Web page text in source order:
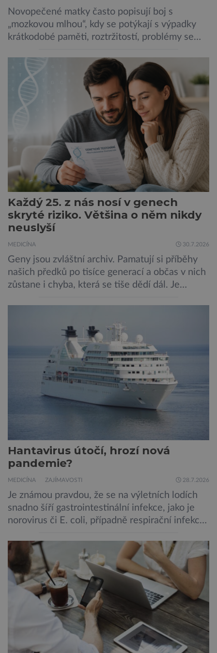
Novopečené matky často popisují boj s
„mozkovou mlhou“, kdy se potýkají s výpadky
krátkodobé paměti, roztržitostí, problémy se
obtíže byly dlouhou dobu připisovány
nedostatku spánku a stresu při péči o
novorozence. Nyní se však ukazuje, že za tím
stojí změny v mozku vyvolané těhotenstvím!
Poporodní mozková mlha, v angličtině […]
Každý 25. z nás nosí v genech
skryté riziko. Většina o něm nikdy
neuslyší
MEDICÍNA 30.7.2026
Geny jsou zvláštní archiv. Pamatují si příběhy
našich předků po tisíce generací a občas v nich
zůstane i chyba, která se tiše dědí dál. Je
jednou rozhodnout o zdraví jeho dítěte. Právě
to je případ řady dědičných onemocnění,
například cystické fibrózy, […]
Hantavirus útočí, hrozí nová
pandemie?
MEDICÍNA ZAJÍMAVOSTI 28.7.2026
Je známou pravdou, že se na výletních lodích
snadno šíří gastrointestinální infekce, jako je
norovirus či E. coli, případně respirační infekce,
Ovšem slyšet o prvním ohnisku hantaviru na
výletní lodi bylo znepokojivé i pro odborníky.
Zdá se, že nebezpečí bylo prozatím zažehnáno.
Máme se bát nové pandemie? Hantavirus […]